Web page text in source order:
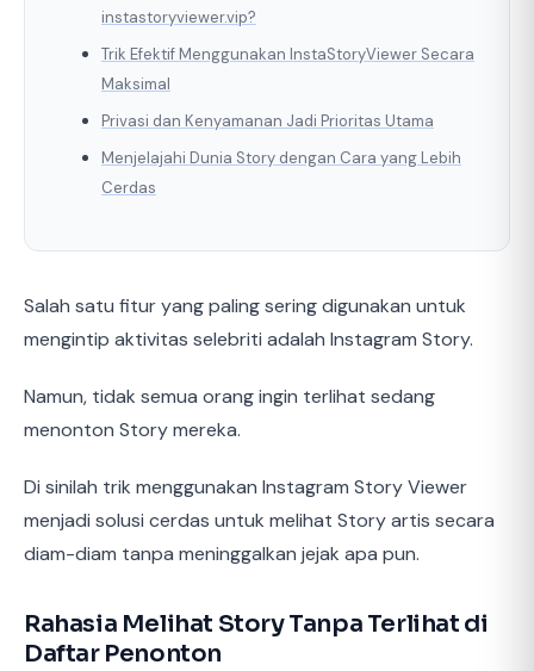
instastoryviewer.vip?
Trik Efektif Menggunakan InstaStoryViewer Secara
Maksimal
Privasi dan Kenyamanan Jadi Prioritas Utama
Menjelajahi Dunia Story dengan Cara yang Lebih
Cerdas
Salah satu fitur yang paling sering digunakan untuk
mengintip aktivitas selebriti adalah Instagram Story.
Namun, tidak semua orang ingin terlihat sedang
menonton Story mereka.
Di sinilah trik menggunakan Instagram Story Viewer
menjadi solusi cerdas untuk melihat Story artis secara
diam-diam tanpa meninggalkan jejak apa pun.
Rahasia Melihat Story Tanpa Terlihat di
Daftar Penonton